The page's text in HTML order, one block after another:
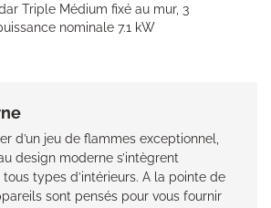
Triple Médium fixé au mur, 3
nominale 7.1 kW
d’un jeu de flammes exceptionnel,
design moderne s’intègrent
types d’intérieurs. A la pointe de
sont pensés pour vous fournir